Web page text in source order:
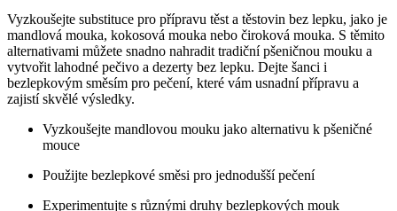
Vyzkoušejte substituce pro přípravu těst a těstovin bez lepku, jako je
mandlová mouka, kokosová mouka nebo čiroková mouka. S těmito
alternativami můžete snadno nahradit tradiční pšeničnou mouku a
vytvořit lahodné pečivo a dezerty bez lepku. Dejte šanci i
bezlepkovým směsím pro pečení, které vám usnadní přípravu a
zajistí skvělé výsledky.
Vyzkoušejte mandlovou mouku jako alternativu k pšeničné
mouce
Použijte bezlepkové směsi pro jednodušší pečení
Experimentujte s různými druhy bezlepkových mouk